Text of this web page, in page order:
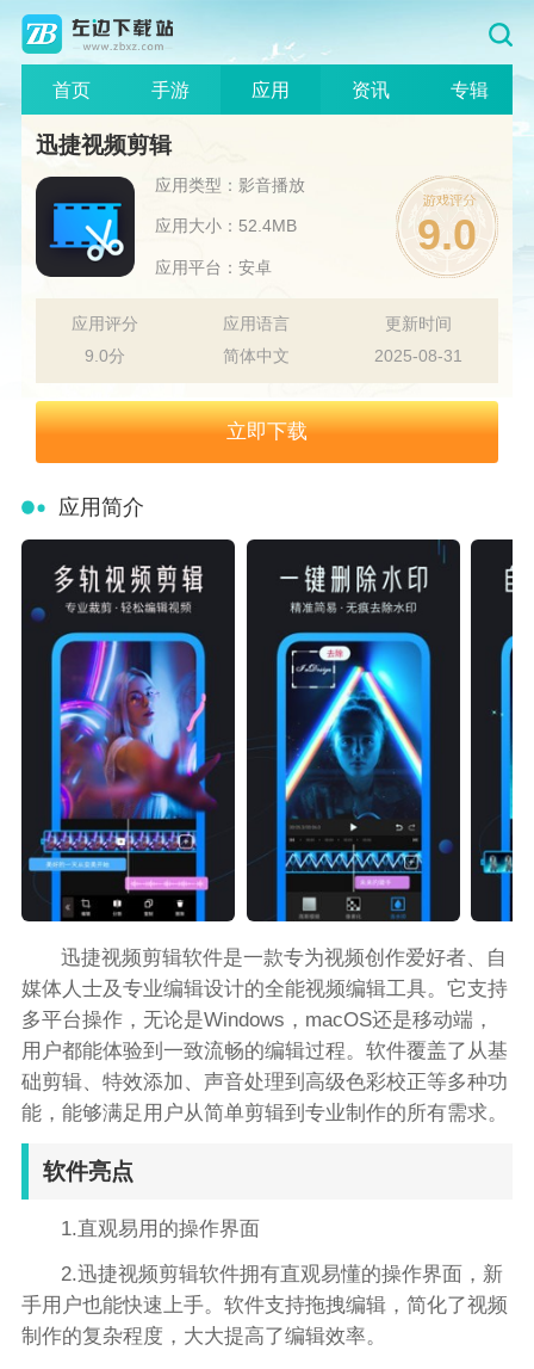
首页 手游 应用 资讯 专辑
迅捷视频剪辑
应用类型：影音播放
应用大小：52.4MB
应用平台：安卓
9.0
应用评分
9.0分
应用语言
简体中文
更新时间
2025-08-31
立即下载
应用简介
迅捷视频剪辑软件是一款专为视频创作爱好者、自
媒体人士及专业编辑设计的全能视频编辑工具。它支持
多平台操作，无论是Windows，macOS还是移动端，
用户都能体验到一致流畅的编辑过程。软件覆盖了从基
础剪辑、特效添加、声音处理到高级色彩校正等多种功
能，能够满足用户从简单剪辑到专业制作的所有需求。
软件亮点
1.直观易用的操作界面
2.迅捷视频剪辑软件拥有直观易懂的操作界面，新
手用户也能快速上手。软件支持拖拽编辑，简化了视频
制作的复杂程度，大大提高了编辑效率。